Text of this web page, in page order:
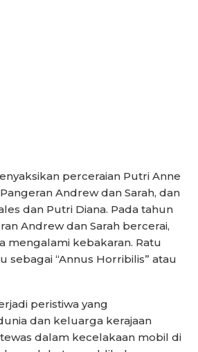
perceraian Putri Anne
Andrew dan Sarah, dan
dan Putri Diana. Pada tahun
Andrew dan Sarah bercerai,
mengalami kebakaran. Ratu
sebagai “Annus Horribilis” atau
peristiwa yang
dan keluarga kerajaan
dalam kecelakaan mobil di